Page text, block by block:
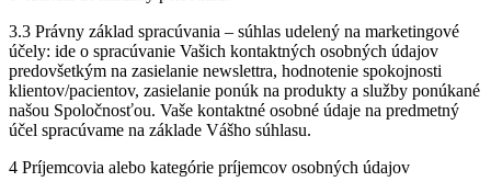
3.3 Právny základ spracúvania – súhlas udelený na marketingové
účely: ide o spracúvanie Vašich kontaktných osobných údajov
predovšetkým na zasielanie newslettra, hodnotenie spokojnosti
klientov/pacientov, zasielanie ponúk na produkty a služby ponúkané
našou Spoločnosťou. Vaše kontaktné osobné údaje na predmetný
účel spracúvame na základe Vášho súhlasu.
4 Príjemcovia alebo kategórie príjemcov osobných údajov